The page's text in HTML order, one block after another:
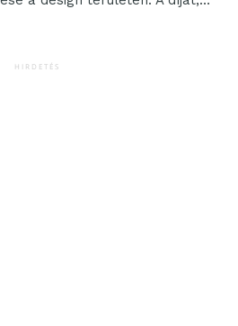
tervezők,...
HIRDETÉS